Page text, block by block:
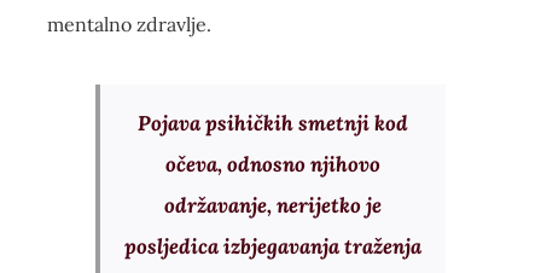
mentalno zdravlje.
Pojava psihičkih smetnji kod
očeva, odnosno njihovo
održavanje, nerijetko je
posljedica izbjegavanja traženja